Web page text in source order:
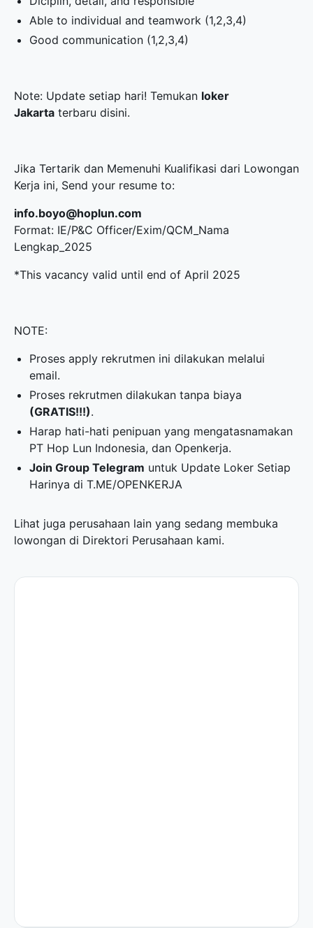
Able to individual and teamwork (1,2,3,4)
Good communication (1,2,3,4)
Note: Update setiap hari! Temukan loker
Jakarta terbaru disini.
Jika Tertarik dan Memenuhi Kualifikasi dari Lowongan
Kerja ini, Send your resume to:
info.boyo@hoplun.com
Format: IE/P&C Officer/Exim/QCM_Nama
Lengkap_2025
*This vacancy valid until end of April 2025
NOTE:
Proses apply rekrutmen ini dilakukan melalui
email.
Proses rekrutmen dilakukan tanpa biaya
(GRATIS!!!).
Harap hati-hati penipuan yang mengatasnamakan
PT Hop Lun Indonesia, dan Openkerja.
Join Group Telegram untuk Update Loker Setiap
Harinya diT.ME/OPENKERJA
Lihat juga perusahaan lain yang sedang membuka
lowongan di Direktori Perusahaan kami.